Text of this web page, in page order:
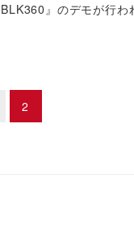
BLK360』のデモが行
2